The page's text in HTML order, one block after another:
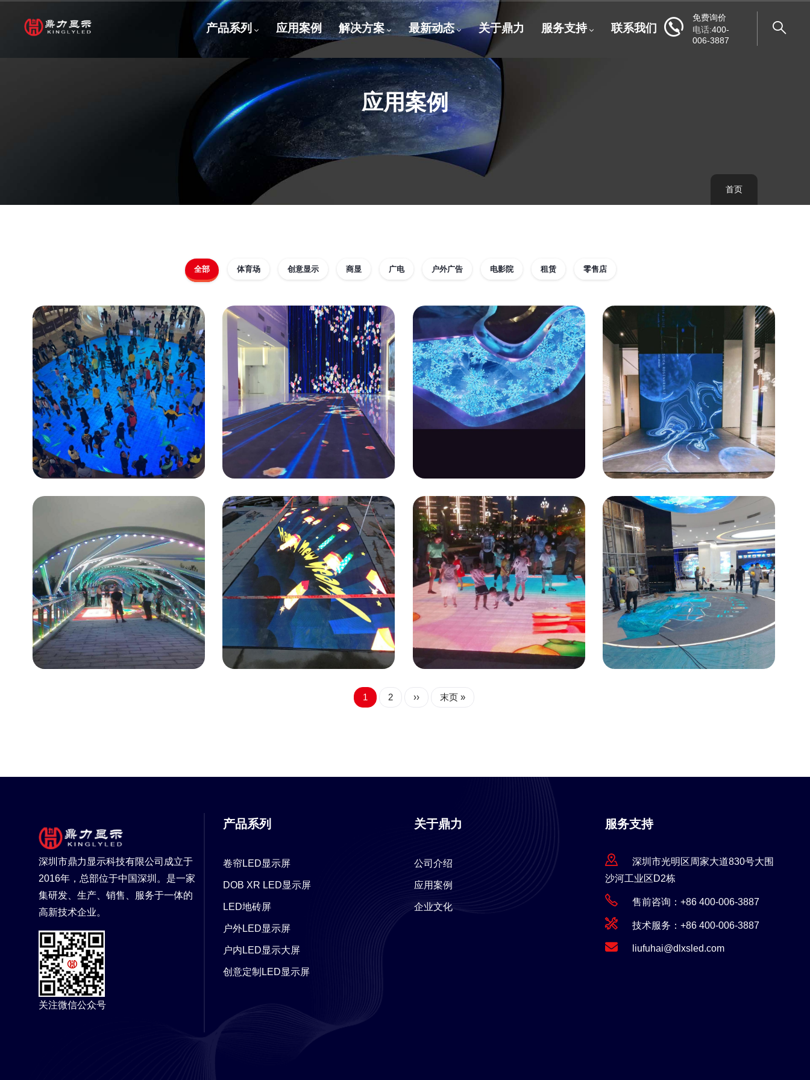
主
导
产品系列 应用案例 解决方案 最新动态 关于鼎力 服务支持 联系我们
免费询价
电话:400-
006-3887
应用案例
面首页
全部 体育场 创意显示 商显 广电 户外广告 电影院 租赁 零售店
创意显示
深圳大仟里P5.2互动地
砖屏
创意显示
广州P3.91互动地砖屏
商显
广州P3.91互动地砖屏
南京P3.91互动地砖屏
创意显示
湖南P3.91互动地转屏
创意显示
四川P5.2互动地转屏
创意显示
广州P3.91互动地砖屏
分
页
当
前
1
页
2
下
››
末
末页 »
深圳市鼎力显示科技有限公司成立于
2016年，总部位于中国深圳。是一家
集研发、生产、销售、服务于一体的
高新技术企业。
关注微信公众号
产品系列
卷帘LED显示屏
DOB XR LED显示屏
LED地砖屏
户外LED显示屏
户内LED显示大屏
创意定制LED显示屏
关于鼎力
公司介绍
应用案例
企业文化
服务支持
深圳市光明区周家大道830号大围
沙河工业区D2栋
售前咨询：+86 400-006-3887
技术服务：+86 400-006-3887
liufuhai@dlxsled.com